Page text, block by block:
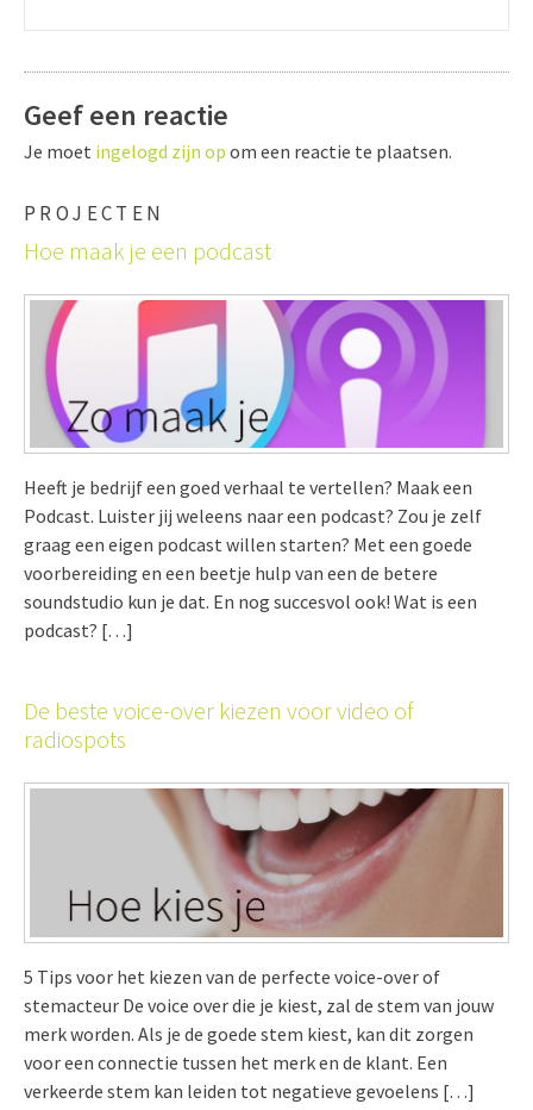
Geef een reactie
Je moet ingelogd zijn op om een reactie te plaatsen.
PROJECTEN
Hoe maak je een podcast
Heeft je bedrijf een goed verhaal te vertellen? Maak een
Podcast. Luister jij weleens naar een podcast? Zou je zelf
graag een eigen podcast willen starten? Met een goede
voorbereiding en een beetje hulp van een de betere
soundstudio kun je dat. En nog succesvol ook! Wat is een
podcast? […]
De beste voice-over kiezen voor video of
radiospots
5 Tips voor het kiezen van de perfecte voice-over of
stemacteur De voice over die je kiest, zal de stem van jouw
merk worden. Als je de goede stem kiest, kan dit zorgen
voor een connectie tussen het merk en de klant. Een
verkeerde stem kan leiden tot negatieve gevoelens […]